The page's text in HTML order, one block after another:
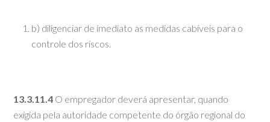
b) diligenciar de imediato as medidas cabíveis para o
controle dos riscos.
13.3.11.4 O empregador deverá apresentar, quando
exigida pela autoridade competente do órgão regional do